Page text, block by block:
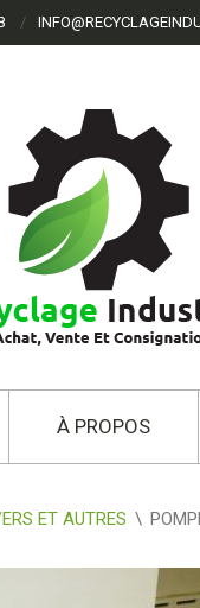
À PROPOS
ET AUTRES \